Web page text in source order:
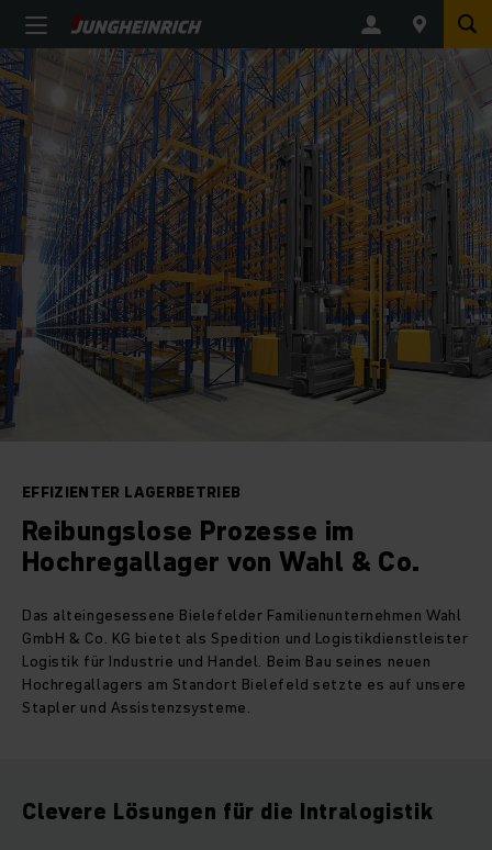
EFFIZIENTER LAGERBETRIEB
Reibungslose Prozesse im
Hochregallager von Wahl & Co.
Das alteingesessene Bielefelder Familienunternehmen Wahl
GmbH & Co. KG bietet als Spedition und Logistikdienstleister
Logistik für Industrie und Handel. Beim Bau seines neuen
Hochregallagers am Standort Bielefeld setzte es auf unsere
Stapler und Assistenzsysteme.
Clevere Lösungen für die Intralogistik